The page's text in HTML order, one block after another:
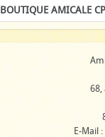
BOUTIQUE AMICALE
68,
E-Mail :